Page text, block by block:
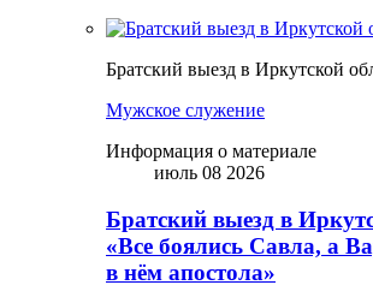
Братский выезд в Иркутской
Мужское служение
Информация о материале
июль 08 2026
Братский выезд в
«Все боялись Савла, а
в нём апостола»